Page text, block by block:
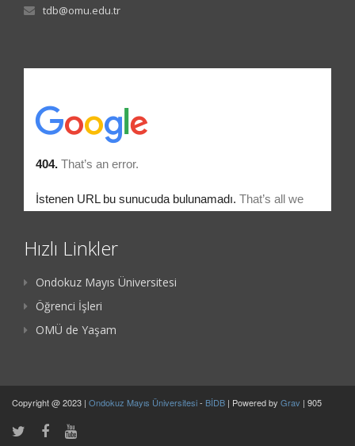
tdb@omu.edu.tr
Hızlı Linkler
Ondokuz Mayıs Üniversitesi
Öğrenci İşleri
OMÜ de Yaşam
Copyright @ 2023 | Ondokuz Mayıs Üniversitesi- BİDB | Powered by Grav | 905